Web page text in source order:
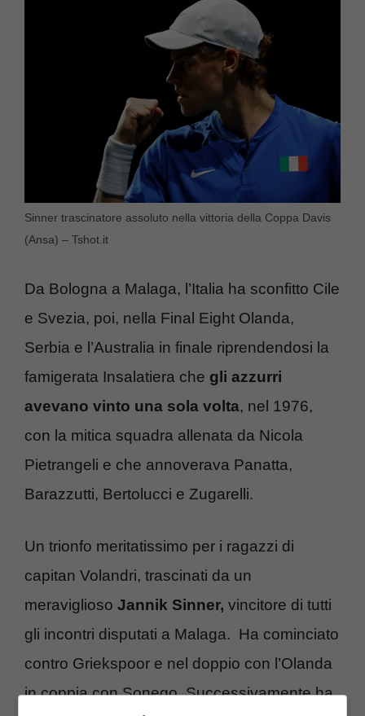
Sinner trascinatore assoluto nella vittoria della Coppa Davis
(Ansa) – Tshot.it
Da Bologna a Malaga, l’Italia ha sconfitto Cile
e Svezia, poi, nella Final Eight Olanda,
Serbia e l’Australia in finale riprendendosi la
famigerata Insalatiera che gli azzurri
avevano vinto una sola volta, nel 1976,
con la mitica squadra allenata da Nicola
Pietrangeli e che annoverava Panatta,
Barazzutti, Bertolucci e Zugarelli.
Un trionfo meritatissimo per i ragazzi di
capitan Volandri, trascinati da un
meraviglioso Jannik Sinner, vincitore di tutti
gli incontri disputati a Malaga. Ha cominciato
contro Griekspoor e nel doppio con l’Olanda
in coppia con Sonego. Successivamente ha